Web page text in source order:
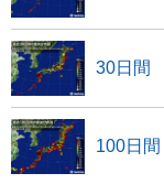
30日間
100日間